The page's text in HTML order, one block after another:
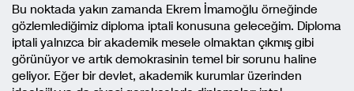
Bu noktada yakın zamanda Ekrem İmamoğlu örneğinde
gözlemlediğimiz diploma iptali konusuna geleceğim. Diploma
iptali yalnızca bir akademik mesele olmaktan çıkmış gibi
görünüyor ve artık demokrasinin temel bir sorunu haline
geliyor. Eğer bir devlet, akademik kurumlar üzerinden